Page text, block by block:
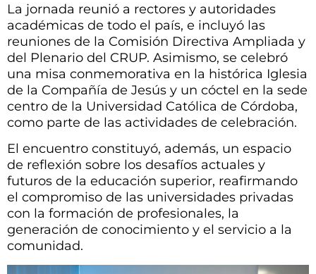
La jornada reunió a rectores y autoridades
académicas de todo el país, e incluyó las
reuniones de la Comisión Directiva Ampliada y
del Plenario del CRUP. Asimismo, se celebró
una misa conmemorativa en la histórica Iglesia
de la Compañía de Jesús y un cóctel en la sede
centro de la Universidad Católica de Córdoba,
como parte de las actividades de celebración.
El encuentro constituyó, además, un espacio
de reflexión sobre los desafíos actuales y
futuros de la educación superior, reafirmando
el compromiso de las universidades privadas
con la formación de profesionales, la
generación de conocimiento y el servicio a la
comunidad.